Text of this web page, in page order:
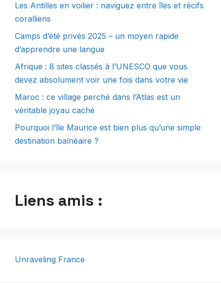
Les Antilles en voilier : naviguez entre îles et récifs
coralliens
Camps d’été privés 2025 – un moyen rapide
d’apprendre une langue
Afrique : 8 sites classés à l’UNESCO que vous
devez absolument voir une fois dans votre vie
Maroc : ce village perché dans l’Atlas est un
véritable joyau caché
Pourquoi l’île Maurice est bien plus qu’une simple
destination balnéaire ?
Liens amis :
Unraveling France